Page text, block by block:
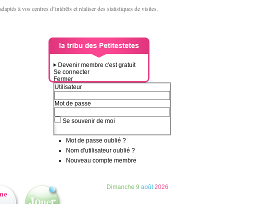
à vos centres d’intérêts et réaliser des statistiques de visites.
Devenir membre c'est gratuit
Se connecter
Fermer
Utilisateur
Mot de passe
Se souvenir de moi
Mot de passe oublié ?
Nom d'utilisateur oublié ?
Nouveau compte membre
Dimanche 9 août2026